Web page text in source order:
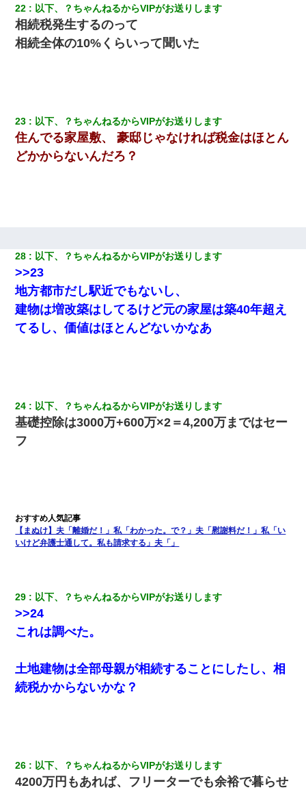
22 以下、？ちゃんねるからVIPがお送りします
相続税発生するのって
相続全体の10%くらいって聞いた
23 以下、？ちゃんねるからVIPがお送りします
住んでる家屋敷、 豪邸じゃなければ税金はほとん
どかからないんだろ？
28 以下、？ちゃんねるからVIPがお送りします
>>23
地方都市だし駅近でもないし、
建物は増改築はしてるけど元の家屋は築40年超え
てるし、価値はほとんどないかなあ
24 以下、？ちゃんねるからVIPがお送りします
基礎控除は3000万+600万×2＝4,200万まではセー
フ
【まぬけ】夫「離婚だ！」私「わかった。で？」夫「慰謝料だ！」私「い
いけど弁護士通して。私も請求する」夫「」
29 以下、？ちゃんねるからVIPがお送りします
>>24
これは調べた。
土地建物は全部母親が相続することにしたし、相
続税かからないかな？
26 以下、？ちゃんねるからVIPがお送りします
4200万円もあれば、フリーターでも余裕で暮らせ